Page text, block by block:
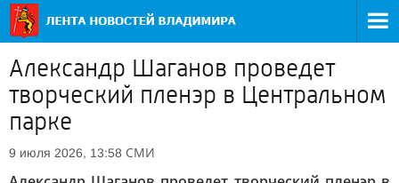
Александр Шаганов проведет
творческий пленэр в Центральном
парке
9 июля 2026, 13:58 СМИ